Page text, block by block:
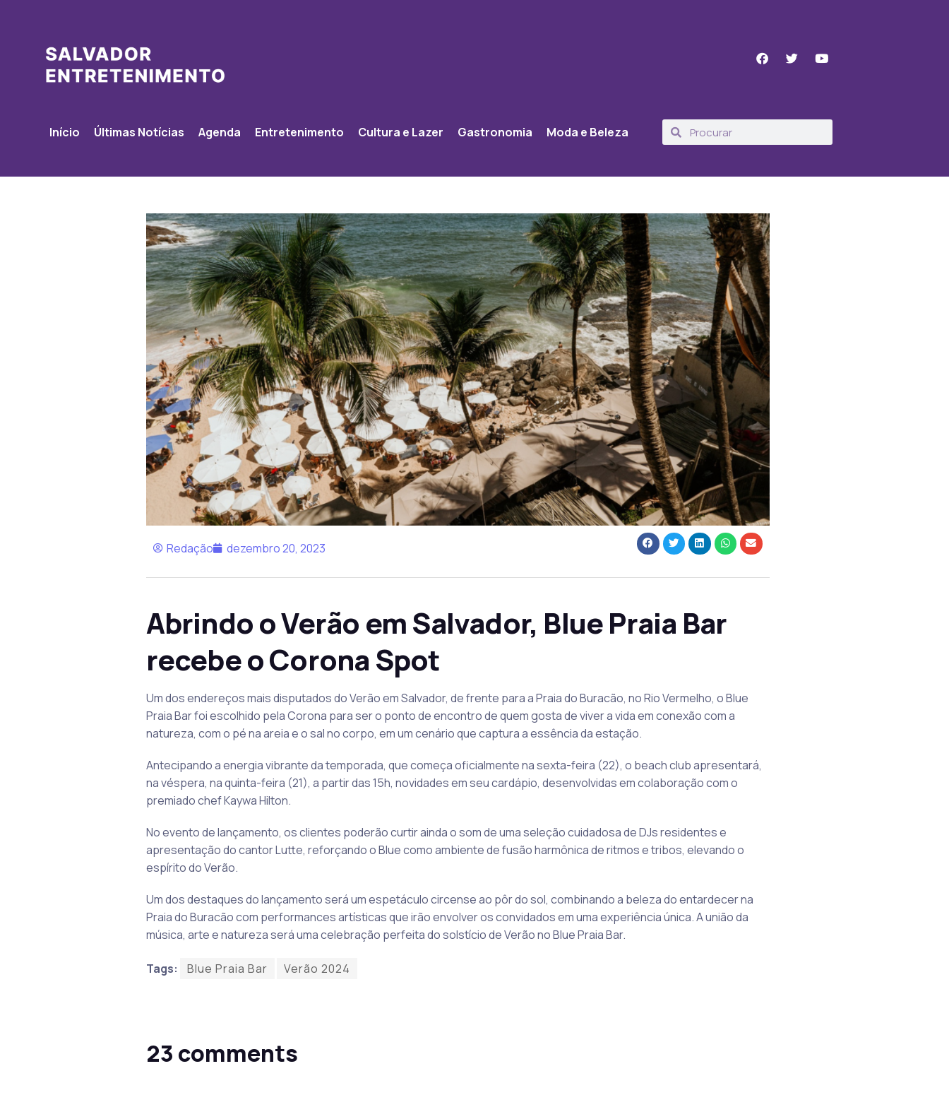
Início Últimas Notícias Agenda Entretenimento Cultura e Lazer Gastronomia Moda e Beleza
Redação dezembro 20, 2023
Abrindo o Verão em Salvador, Blue Praia Bar
recebe o Corona Spot
Um dos endereços mais disputados do Verão em Salvador, de frente para a Praia do Buracão, no Rio Vermelho, o Blue
Praia Bar foi escolhido pela Corona para ser o ponto de encontro de quem gosta de viver a vida em conexão com a
natureza, com o pé na areia e o sal no corpo, em um cenário que captura a essência da estação.
Antecipando a energia vibrante da temporada, que começa oficialmente na sexta-feira (22), o beach club apresentará,
na véspera, na quinta-feira (21), a partir das 15h, novidades em seu cardápio, desenvolvidas em colaboração com o
premiado chef Kaywa Hilton.
No evento de lançamento, os clientes poderão curtir ainda o som de uma seleção cuidadosa de DJs residentes e
apresentação do cantor Lutte, reforçando o Blue como ambiente de fusão harmônica de ritmos e tribos, elevando o
espírito do Verão.
Um dos destaques do lançamento será um espetáculo circense ao pôr do sol, combinando a beleza do entardecer na
Praia do Buracão com performances artísticas que irão envolver os convidados em uma experiência única. A união da
música, arte e natureza será uma celebração perfeita do solstício de Verão no Blue Praia Bar.
Tags: Blue Praia Bar Verão 2024
23 comments